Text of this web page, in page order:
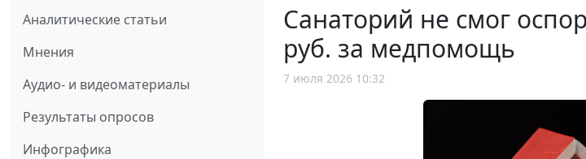
Аналитические статьи
Мнения
Аудио- и видеоматериалы
Результаты опросов
Инфографика
Санаторий не смог
руб. за медпомощь
7 июля 2026 10:32